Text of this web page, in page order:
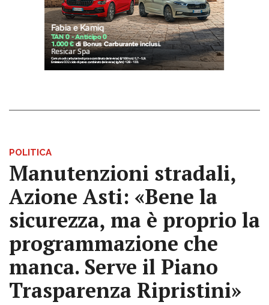
POLITICA
Manutenzioni stradali,
Azione Asti: «Bene la
sicurezza, ma è proprio la
programmazione che
manca. Serve il Piano
Trasparenza Ripristini»